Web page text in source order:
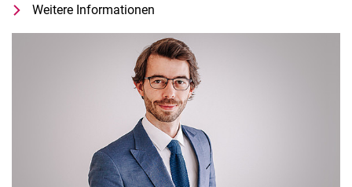
Weitere Informationen